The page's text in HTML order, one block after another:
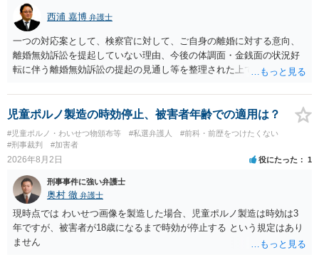
のは致し方ありません。真摯に分割して支払うことを相手に告げてい
くのみでしょう。 以上、ご参考まで。
西浦 嘉博 弁護士
一つの対応案として、検察官に対して、ご自身の離婚に対する意向、
離婚無効訴訟を提起していない理由、今後の体調面・金銭面の状況好
転に伴う離婚無効訴訟の提起の見通し等を整理された上で、書面とし
検察官の処分判断の際、相談者さんの意向を示す証拠の一つとして位
置づけられる様に思われます。 より詳細についてお聞きになりたい場
児童ポルノ製造の時効停止、被害者年齢での適用は？
#児童ポルノ・わいせつ物頒布等 #私選弁護人
#前科・前歴をつけたくない
#刑事裁判
#加害者
2026年8月2日 役にたった 1
刑事事件に強い弁護士
奥村 徹 弁護士
現時点では わいせつ画像を製造した場合、児童ポルノ製造は時効は3
年ですが、被害者が18歳になるまで時効が停止する という規定はあり
ません